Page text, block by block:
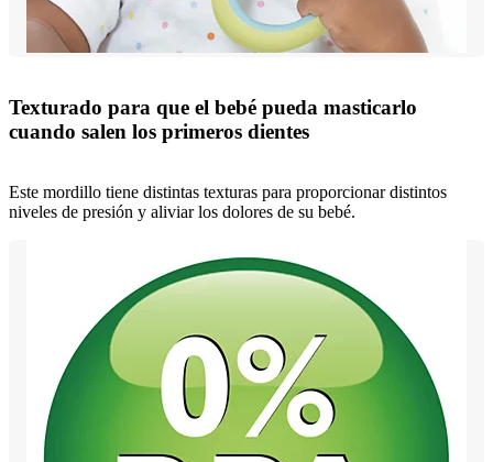
Texturado para que el bebé pueda masticarlo
cuando salen los primeros dientes
Este mordillo tiene distintas texturas para proporcionar distintos
niveles de presión y aliviar los dolores de su bebé.